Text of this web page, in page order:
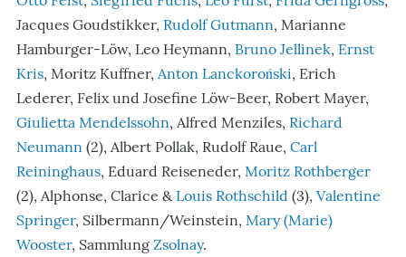
Jacques Goudstikker, Rudolf Gutmann, Marianne
Hamburger-Löw, Leo Heymann, Bruno Jellinek, Ernst
Kris, Moritz Kuffner, Anton Lanckoroński, Erich
Lederer, Felix und Josefine Löw-Beer, Robert Mayer,
Giulietta Mendelssohn, Alfred Menziles, Richard
Neumann (2), Albert Pollak, Rudolf Raue, Carl
Reininghaus, Eduard Reiseneder, Moritz Rothberger
(2), Alphonse, Clarice & Louis Rothschild (3), Valentine
Springer, Silbermann/Weinstein, Mary (Marie)
Wooster, Sammlung Zsolnay.